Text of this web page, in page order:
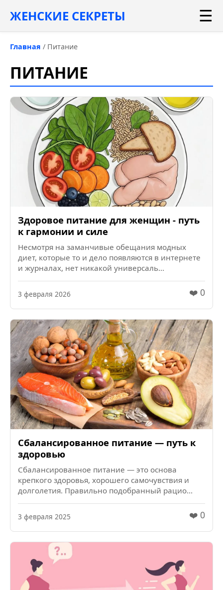
ЖЕНСКИЕ СЕКРЕТЫ ☰
Главная / Питание
ПИТАНИЕ
Здоровое питание для женщин - путь
к гармонии и силе
Несмотря на заманчивые обещания модных
диет, которые то и дело появляются в интернете
и журналах, нет никакой универсаль...
3 февраля 2026 ❤️ 0
Сбалансированное питание — путь к
здоровью
Сбалансированное питание — это основа
крепкого здоровья, хорошего самочувствия и
долголетия. Правильно подобранный рацио...
3 февраля 2025 ❤️ 0